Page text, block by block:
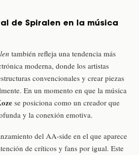
de Spiralen en la música
también refleja una tendencia más
moderna, donde los artistas
convencionales y crear piezas
En un momento en que la música
se posiciona como un creador que
y la conexión emotiva.
del AA-side en el que aparece
de críticos y fans por igual. Este